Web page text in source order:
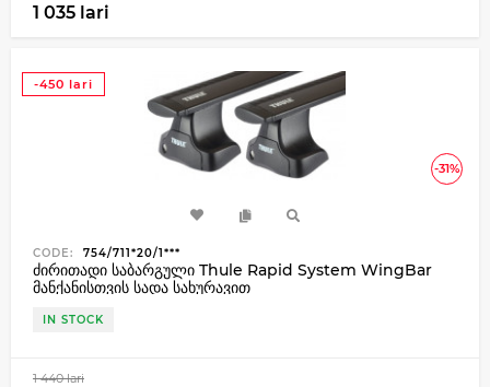
1 035 lari
-31%
-450 lari
CODE: 754/711*20/1***
ძირითადი საბარგული Thule Rapid System WingBar
მანქანისთვის სადა სახურავით
IN STOCK
1 440 lari